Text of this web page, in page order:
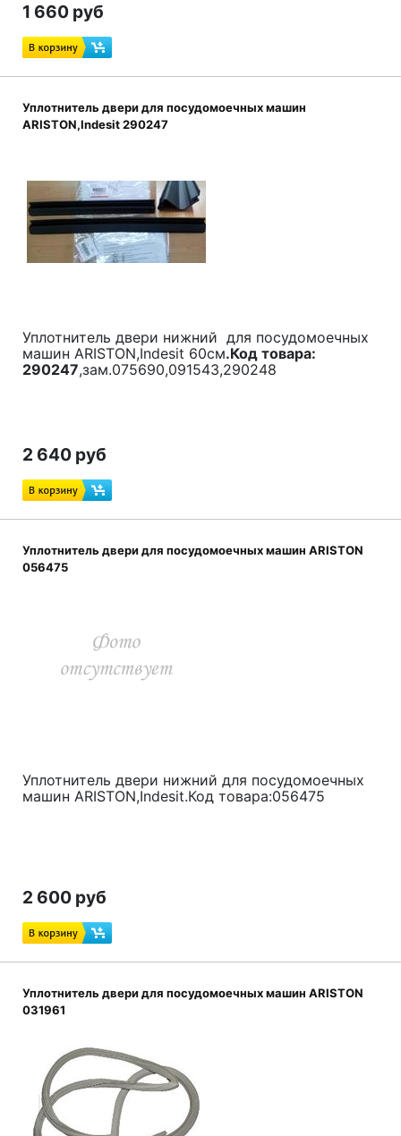
1 660 руб
Уплотнитель двери для посудомоечных машин
ARISTON,Indesit 290247
Уплотнитель двери нижний для посудомоечных
машин ARISTON,Indesit 60см.Код товара:
290247,зам.075690,091543,290248
2 640 руб
Уплотнитель двери для посудомоечных машин ARISTON
056475
Уплотнитель двери нижний для посудомоечных
машин ARISTON,Indesit.Код товара:056475
2 600 руб
Уплотнитель двери для посудомоечных машин ARISTON
031961